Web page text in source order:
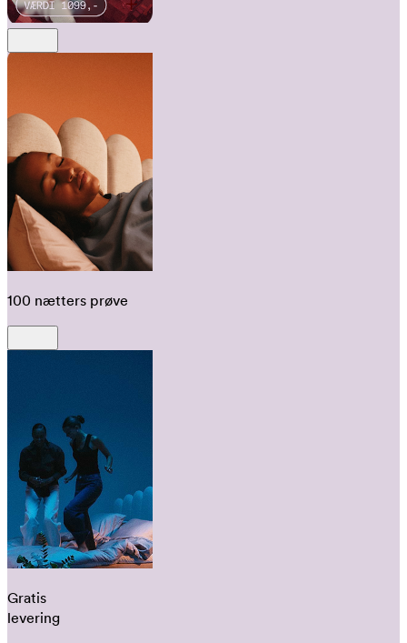
100 nætters prøve
Gratis
levering